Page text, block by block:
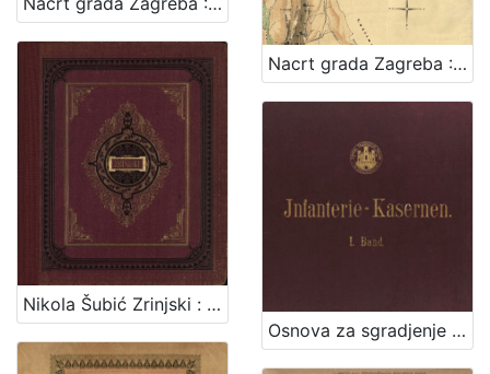
Nacrt grada Zagreba : 1898. / sastavio gradski gradjevni ured
Nikola Šubić Zrinjski : glasbena tragedija u 3 čina (8 slika) : op. 403 / glasbotvorio Ivan pl. Zajc ; po drami Teodora Körnera napisao Hugo Badalić ; priređeno po sladatelju za glasovir ujedno s pjevanjem i sa hrvatskim i talijanskim tekstom. Zagreb, [1884].
Osnova za sgradjenje pješačke vojarne u Zagrebu = Entwurf für die in Agram zu erbauende Infanterie-Kasernen / izradjena po Franji Gruberu, Dragutinu Völckneru